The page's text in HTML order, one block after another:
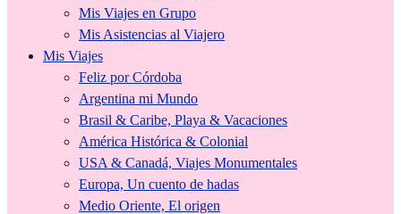
Mis Viajes en Grupo
Mis Asistencias al Viajero
Mis Viajes
Feliz por Córdoba
Argentina mi Mundo
Brasil & Caribe, Playa & Vacaciones
América Histórica & Colonial
USA & Canadá, Viajes Monumentales
Europa, Un cuento de hadas
Medio Oriente, El origen